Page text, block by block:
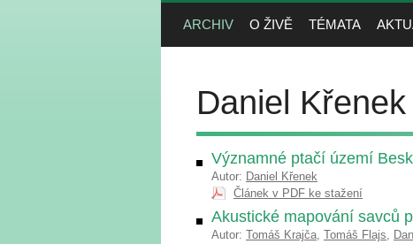
ARCHIV O ŽIVĚ TÉMATA
Daniel Křenek
Významné ptačí území
Autor: Daniel Křenek
Článek v PDF ke stažení
Akustické mapování savců
Autor: Tomáš Krajča, Tomáš Flajs,